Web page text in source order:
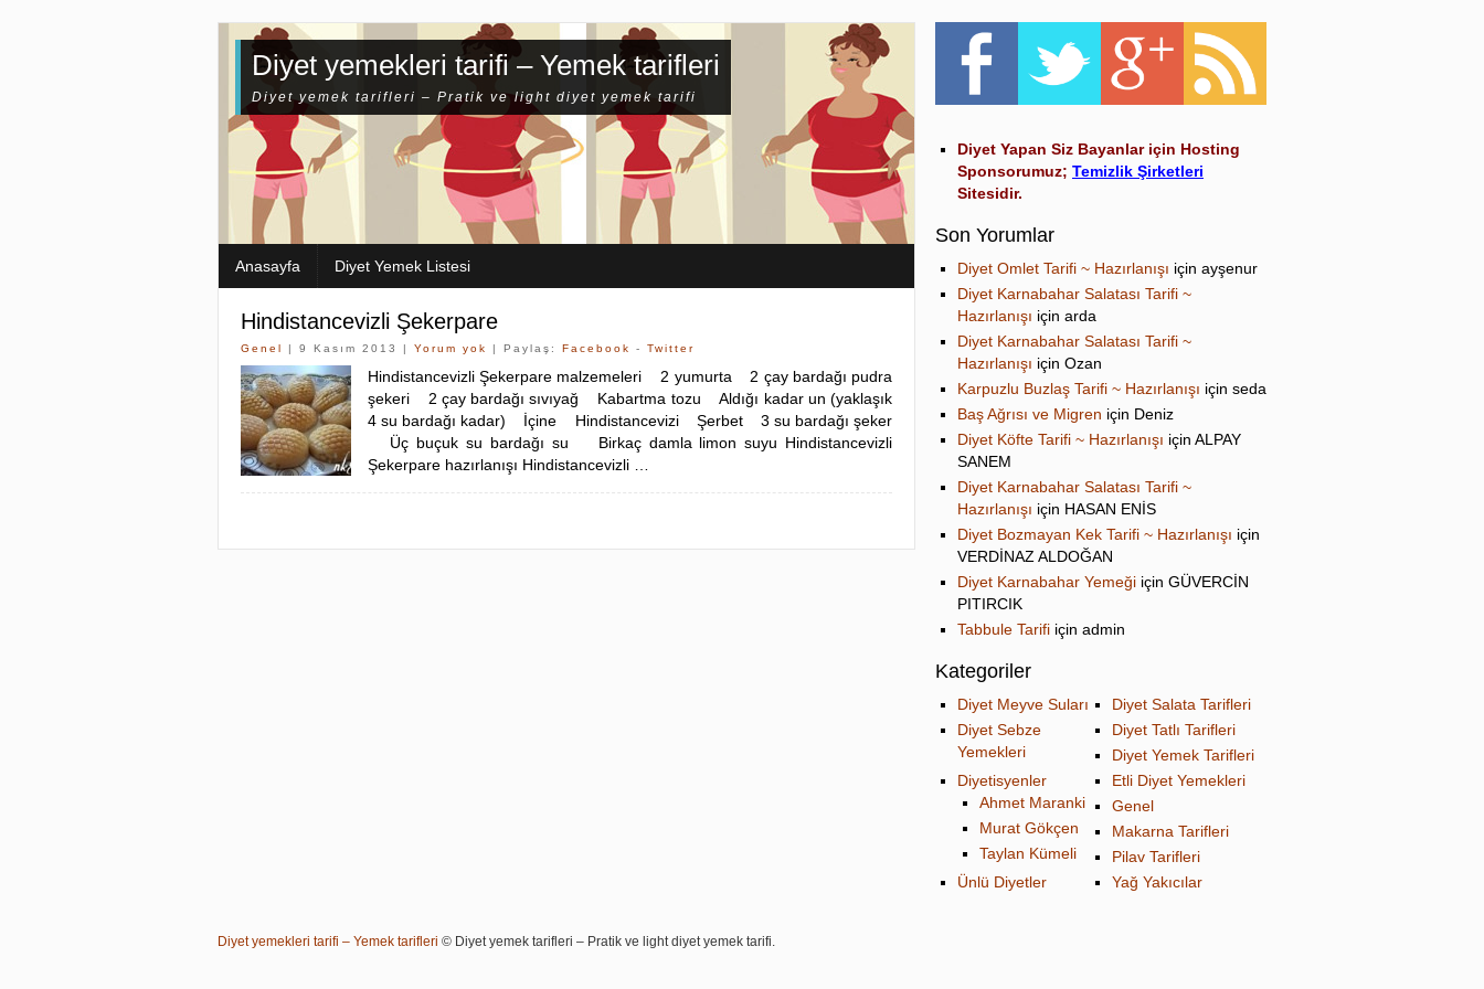
Diyet yemekleri tarifi – Yemek tarifleri
Diyet yemek tarifleri – Pratik ve light diyet yemek tarifi
Anasayfa Diyet Yemek Listesi
Hindistancevizli Şekerpare
Genel | 9 Kasım 2013 | Yorum yok | Paylaş: Facebook - Twitter
Hindistancevizli Şekerpare malzemeleri 2 yumurta 2 çay bardağı pudra
şekeri 2 çay bardağı sıvıyağ Kabartma tozu Aldığı kadar un (yaklaşık
4 su bardağı kadar) İçine Hindistancevizi Şerbet 3 su bardağı şeker
Üç buçuk su bardağı su Birkaç damla limon suyu Hindistancevizli
Şekerpare hazırlanışı Hindistancevizli …
Diyet Yapan Siz Bayanlar için Hosting
Sponsorumuz; Temizlik Şirketleri
Sitesidir.
Son Yorumlar
Diyet Omlet Tarifi ~ Hazırlanışı için ayşenur
Diyet Karnabahar Salatası Tarifi ~
Hazırlanışı için arda
Diyet Karnabahar Salatası Tarifi ~
Hazırlanışı için Ozan
Karpuzlu Buzlaş Tarifi ~ Hazırlanışı için seda
Baş Ağrısı ve Migren için Deniz
Diyet Köfte Tarifi ~ Hazırlanışı için ALPAY
SANEM
Diyet Karnabahar Salatası Tarifi ~
Hazırlanışı için HASAN ENİS
Diyet Bozmayan Kek Tarifi ~ Hazırlanışı için
VERDİNAZ ALDOĞAN
Diyet Karnabahar Yemeği için GÜVERCİN
PITIRCIK
Tabbule Tarifi için admin
Kategoriler
Diyet Meyve Suları
Diyet Salata Tarifleri
Diyet Sebze
Yemekleri
Diyet Tatlı Tarifleri
Diyet Yemek Tarifleri
Diyetisyenler
Ahmet Maranki
Murat Gökçen
Taylan Kümeli
Etli Diyet Yemekleri
Genel
Makarna Tarifleri
Pilav Tarifleri
Ünlü Diyetler
Yağ Yakıcılar
Diyet yemekleri tarifi – Yemek tarifleri © Diyet yemek tarifleri – Pratik ve light diyet yemek tarifi.